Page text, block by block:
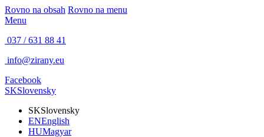
Rovno na obsah Rovno na menu
Menu
037 / 631 88 41
info@zirany.eu
Facebook
SKSlovensky
SKSlovensky
ENEnglish
HUMagyar